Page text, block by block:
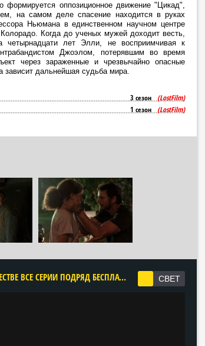
формируется оппозиционное движение "Цикад",
на самом деле спасение находится в руках
Ньюмана в единственном научном центре
Когда до ученых мужей доходит весть,
четырнадцати лет Элли, не восприимчивая к
Джоэлом, потерявшим во время
через зараженные и чрезвычайно опасные
зависит дальнейшая судьба мира.
3 сезон (LostFilm)
1 сезон (LostFilm)
CМОТРЕТЬ ОДНИ ИЗ НАС 2 СЕЗОН ОНЛАЙН В ХОРОШЕМ КАЧЕСТВЕ ВСЕ СЕРИИ ПОДРЯД БЕСПЛАТНО